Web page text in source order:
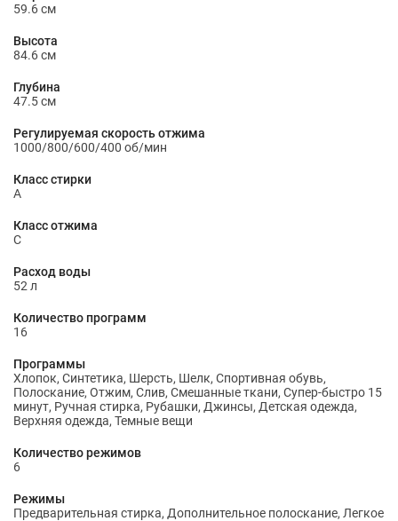
59.6 см
Высота
84.6 см
Глубина
47.5 см
Регулируемая скорость отжима
1000/800/600/400 об/мин
Класс стирки
A
Класс отжима
C
Расход воды
52 л
Количество программ
16
Программы
Хлопок, Синтетика, Шерсть, Шелк, Спортивная обувь,
Полоскание, Отжим, Слив, Смешанные ткани, Супер-быстро 15
минут, Ручная стирка, Рубашки, Джинсы, Детская одежда,
Верхняя одежда, Темные вещи
Количество режимов
6
Режимы
Предварительная стирка, Дополнительное полоскание, Легкое